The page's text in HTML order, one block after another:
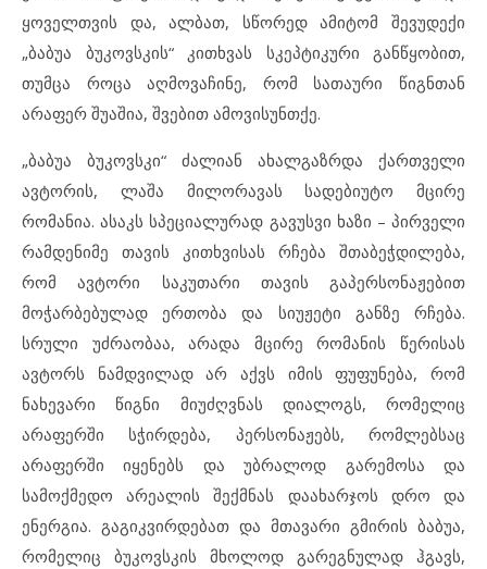
ყოველთვის და, ალბათ, სწორედ ამიტომ შევუდექი
„ბაბუა ბუკოვსკის“ კითხვას სკეპტიკური განწყობით,
თუმცა როცა აღმოვაჩინე, რომ სათაური წიგნთან
არაფერ შუაშია, შვებით ამოვისუნთქე.
„ბაბუა ბუკოვსკი“ ძალიან ახალგაზრდა ქართველი
ავტორის, ლაშა მილორავას სადებიუტო მცირე
რომანია. ასაკს სპეციალურად გავუსვი ხაზი – პირველი
რამდენიმე თავის კითხვისას რჩება შთაბეჭდილება,
რომ ავტორი საკუთარი თავის გაპერსონაჟებით
მოჭარბებულად ერთობა და სიუჟეტი განზე რჩება.
სრული უძრაობაა, არადა მცირე რომანის წერისას
ავტორს ნამდვილად არ აქვს იმის ფუფუნება, რომ
ნახევარი წიგნი მიუძღვნას დიალოგს, რომელიც
არაფერში სჭირდება, პერსონაჟებს, რომლებსაც
არაფერში იყენებს და უბრალოდ გარემოსა და
სამოქმედო არეალის შექმნას დაახარჯოს დრო და
ენერგია. გაგიკვირდებათ და მთავარი გმირის ბაბუა,
რომელიც ბუკოვსკის მხოლოდ გარეგნულად ჰგავს,